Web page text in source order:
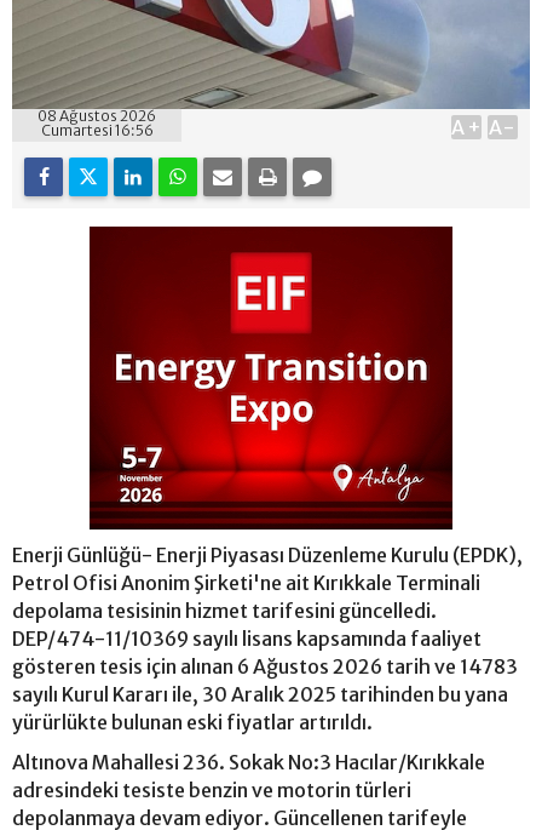
08 Ağustos 2026
Cumartesi 16:56
A+ A-
Enerji Günlüğü- Enerji Piyasası Düzenleme Kurulu (EPDK),
Petrol Ofisi Anonim Şirketi'ne ait Kırıkkale Terminali
depolama tesisinin hizmet tarifesini güncelledi.
DEP/474-11/10369 sayılı lisans kapsamında faaliyet
gösteren tesis için alınan 6 Ağustos 2026 tarih ve 14783
sayılı Kurul Kararı ile, 30 Aralık 2025 tarihinden bu yana
yürürlükte bulunan eski fiyatlar artırıldı.
Altınova Mahallesi 236. Sokak No:3 Hacılar/Kırıkkale
adresindeki tesiste benzin ve motorin türleri
depolanmaya devam ediyor. Güncellenen tarifeyle